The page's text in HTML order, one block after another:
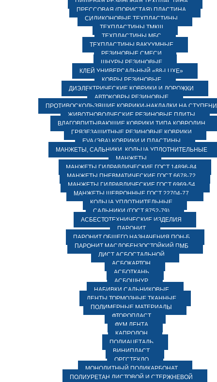
ПРЕССОВАЯ (ПОРИСТАЯ) ПЛАСТИНА
СИЛИКОНОВЫЕ ТЕХПЛАСТИНЫ
ТЕХПЛАСТИНЫ ТМКЩ
ТЕХПЛАСТИНЫ МБС
ТЕХПЛАСТИНЫ ВАКУУМНЫЕ
РЕЗИНОВЫЕ СМЕСИ
ШНУРЫ РЕЗИНОВЫЕ
КЛЕЙ УНИВЕРСАЛЬНЫЙ «88-LUXE»
КОВРЫ РЕЗИНОВЫЕ
ДИЭЛЕКТРИЧЕСКИЕ КОВРИКИ И ДОРОЖКИ
АВТОКОВРЫ РЕЗИНОВЫЕ
ПРОТИВОСКОЛЬЗЯЩИЕ КОВРИКИ-НАКЛАДКИ НА СТУПЕНИ
ЖИВОТНОВОДЧЕСКИЕ РЕЗИНОВЫЕ ПЛИТЫ
ВЛАГОВПИТЫВАЮЩИЕ КОВРИКИ ТИПА КОВРОЛИН
ГРЯЗЕЗАЩИТНЫЕ РЕЗИНОВЫЕ КОВРИКИ
EVA (ЭВА) КОВРИКИ И ПЛАСТИНЫ
МАНЖЕТЫ, САЛЬНИКИ, КОЛЬЦА УПЛОТНИТЕЛЬНЫЕ
МАНЖЕТЫ
МАНЖЕТЫ ГИДРАВЛИЧЕСКИЕ ГОСТ 14896-84
МАНЖЕТЫ ПНЕВМАТИЧЕСКИЕ ГОСТ 6678-72
МАНЖЕТЫ ГИДРАВЛИЧЕСКИЕ ГОСТ 6969-54
МАНЖЕТЫ ШЕВРОННЫЕ ГОСТ 22704-77
КОЛЬЦА УПЛОТНИТЕЛЬНЫЕ
САЛЬНИКИ (ГОСТ 8752-79)
АСБЕСТОТЕХНИЧЕСКИЕ ИЗДЕЛИЯ
ПАРОНИТ
ПАРОНИТ ОБЩЕГО НАЗНАЧЕНИЯ ПОН-Б
ПАРОНИТ МАСЛОБЕНЗОСТОЙКИЙ ПМБ
ЛИСТ АСБОСТАЛЬНОЙ
АСБОКАРТОН
АСБОТКАНЬ
АСБОШНУР
НАБИВКИ САЛЬНИКОВЫЕ
ЛЕНТЫ ТОРМОЗНЫЕ ТКАННЫЕ
ПОЛИМЕРНЫЕ МАТЕРИАЛЫ
ФТОРОПЛАСТ
ФУМ ЛЕНТА
КАПРОЛОН
ПОЛИАЦЕТАЛЬ
ВИНИПЛАСТ
ОРГСТЕКЛО
МОНОЛИТНЫЙ ПОЛИКАРБОНАТ
ПОЛИУРЕТАН ЛИСТОВОЙ И СТЕРЖНЕВОЙ